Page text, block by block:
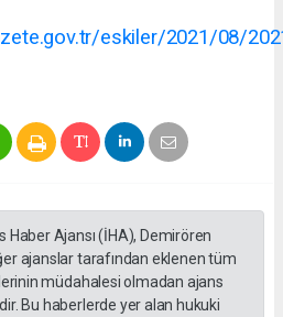
eskiler/2021/08/
Haber Ajansı (İHA), Demirören
ajanslar tarafından eklenen tüm
müdahalesi olmadan ajans
Bu haberlerde yer alan hukuki